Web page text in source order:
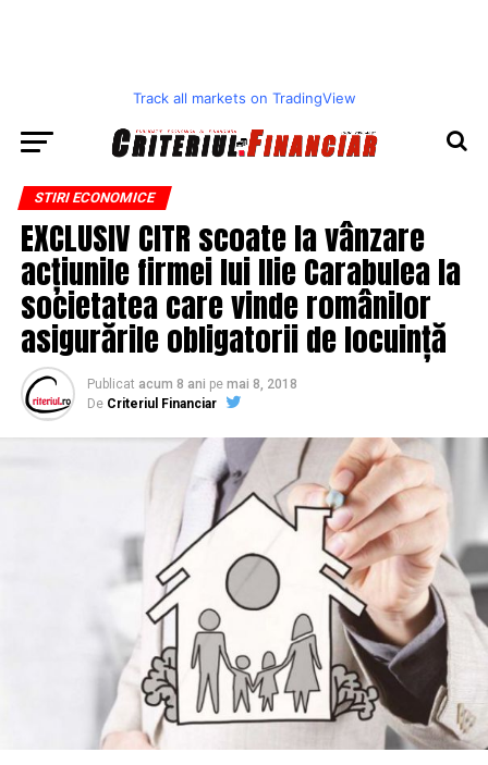
Track all markets on TradingView
STIRI ECONOMICE
EXCLUSIV CITR scoate la vânzare
acțiunile firmei lui Ilie Carabulea la
societatea care vinde românilor
asigurările obligatorii de locuință
Publicat acum 8 ani pe mai 8, 2018
De Criteriul Financiar